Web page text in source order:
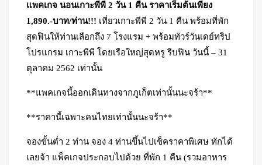
แพคเกจ นอนเกาะพีพี 2 วัน 1 คืน ราคาเริ่มต้นเพียง
1,890.-บาท/ท่าน!!! เที่ยวเกาะพีพี 2 วัน 1 คืน พร้อมที่พัก
สุดฟินให้ท่านเลือกถึง 7 โรงแรม + พร้อมทัวร์วันเดย์ทริป
โปรแกรม เกาะพีพี โดยเรือใหญ่สุดหรู รีบฟิน วันนี้ – 31
ตุลาคม 2562 เท่านั้น
**แพคเกจนี้ออกเดินทางจากภูเก็ตเท่านั้นนะจร้า**
**ราคานี้เฉพาะคนไทยเท่านั้นนะจร้า**
จองขั้นต่ำ 2 ท่าน จอง 4 ท่านขึ้นไปเช็คราคาพิเศษ ทักได้
เลยจ้า แพ็คเกจประกอบไปด้วย ที่พัก 1 คืน (รวมอาหาร